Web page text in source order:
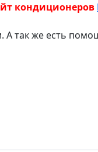
кондиционеров
А так же есть